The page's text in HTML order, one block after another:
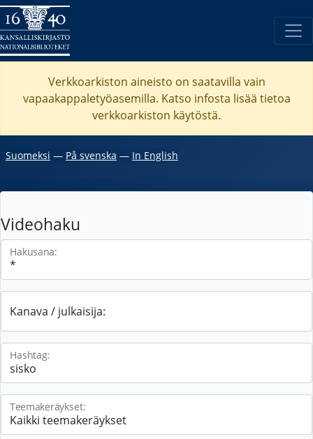
Verkkoarkiston aineisto on saatavilla vain
vapaakappaletyöasemilla. Katso infosta lisää tietoa
verkkoarkiston käytöstä.
Suomeksi ― På svenska ― In English
Videohaku
Hakusana:
Kanava / julkaisija:
Hashtag:
Teemakeräykset: